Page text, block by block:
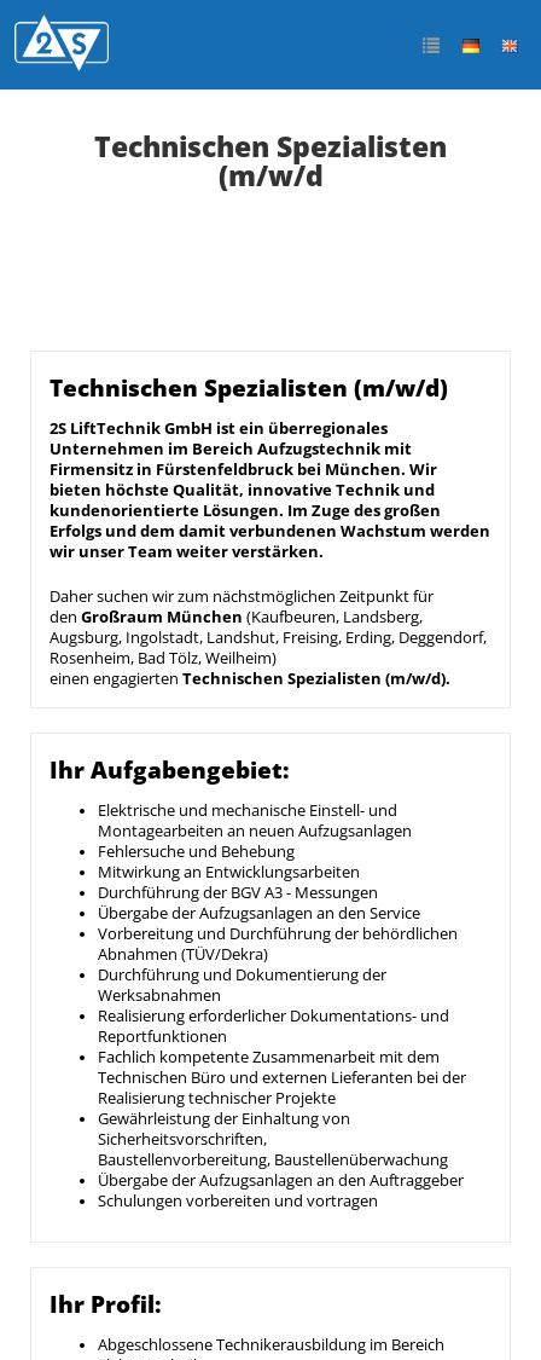
Technischen Spezialisten
(m/w/d
Technischen Spezialisten (m/w/d)
2S LiftTechnik GmbH ist ein überregionales
Unternehmen im Bereich Aufzugstechnik mit
Firmensitz in Fürstenfeldbruck bei München. Wir
bieten höchste Qualität, innovative Technik und
kundenorientierte Lösungen. Im Zuge des großen
Erfolgs und dem damit verbundenen Wachstum werden
wir unser Team weiter verstärken.
Daher suchen wir zum nächstmöglichen Zeitpunkt für
den Großraum München (Kaufbeuren, Landsberg,
Augsburg, Ingolstadt, Landshut, Freising, Erding, Deggendorf,
Rosenheim, Bad Tölz, Weilheim)
einen engagierten Technischen Spezialisten (m/w/d).
Ihr Aufgabengebiet:
Elektrische und mechanische Einstell- und
Montagearbeiten an neuen Aufzugsanlagen
Fehlersuche und Behebung
Mitwirkung an Entwicklungsarbeiten
Durchführung der BGV A3 - Messungen
Übergabe der Aufzugsanlagen an den Service
Vorbereitung und Durchführung der behördlichen
Abnahmen (TÜV/Dekra)
Durchführung und Dokumentierung der
Werksabnahmen
Realisierung erforderlicher Dokumentations- und
Reportfunktionen
Fachlich kompetente Zusammenarbeit mit dem
Technischen Büro und externen Lieferanten bei der
Realisierung technischer Projekte
Gewährleistung der Einhaltung von
Sicherheitsvorschriften,
Baustellenvorbereitung, Baustellenüberwachung
Übergabe der Aufzugsanlagen an den Auftraggeber
Schulungen vorbereiten und vortragen
Ihr Profil:
Abgeschlossene Technikerausbildung im Bereich